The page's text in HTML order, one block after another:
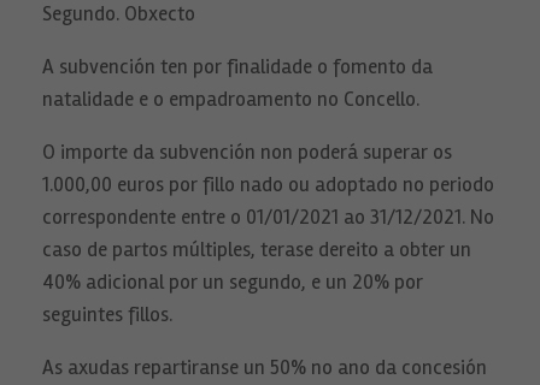
Segundo. Obxecto
A subvención ten por finalidade o fomento da
natalidade e o empadroamento no Concello.
O importe da subvención non poderá superar os
1.000,00 euros por fillo nado ou adoptado no periodo
correspondente entre o 01/01/2021 ao 31/12/2021. No
caso de partos múltiples, terase dereito a obter un
40% adicional por un segundo, e un 20% por
seguintes fillos.
As axudas repartiranse un 50% no ano da concesión